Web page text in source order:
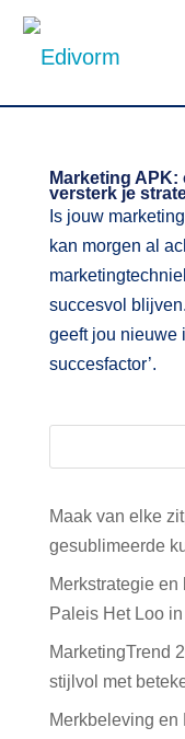
Marketing
versterk je
Is jouw
kan morgen al
succesvol
geeft jou nieuwe
succesfactor’.
Maak van elke
gesublimeerde
Merkstrategie
Paleis Het Loo
MarketingTrend
stijlvol met
Merkbeleving en